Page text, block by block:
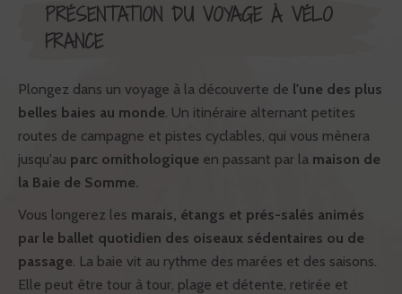
PRÉSENTATION DU VOYAGE À VÉLO
FRANCE
Plongez dans un voyage à la découverte de l'une des plus
belles baies au monde . Un itinéraire alternant petites
routes de campagne et pistes cyclables, qui vous mènera
jusqu'au parc ornithologique en passant par la maison de
la Baie de Somme.
Vous longerez les marais, étangs et prés-salés animés
par le ballet quotidien des oiseaux sédentaires ou de
passage . La baie vit au rythme des marées et des saisons.
Elle peut être tour à tour, plage et détente, retirée et